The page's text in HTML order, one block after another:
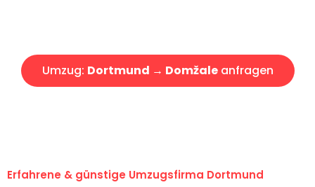
Umzug: Dortmund → Domžaleanfragen
Erfahrene & günstige Umzugsfirma Dortmund